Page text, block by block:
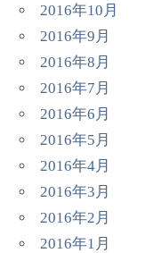
2016年10月
2016年9月
2016年8月
2016年7月
2016年6月
2016年5月
2016年4月
2016年3月
2016年2月
2016年1月